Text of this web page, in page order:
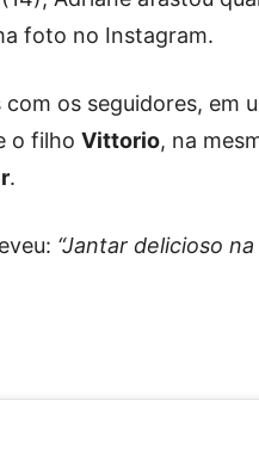
foto no Instagram.
os seguidores, em
o filho Vittorio, na
.
“Jantar delicioso